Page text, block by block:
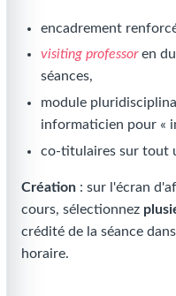
encadrement
visiting professoren
séances,
module
informaticien pour «
co-titulaires sur tout
Création : sur l'écran
cours, sélectionnez
crédité de la séance
horaire.